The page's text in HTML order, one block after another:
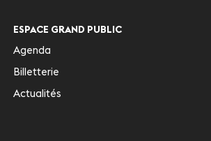
ESPACE GRAND PUBLIC
Agenda
Billetterie
Actualités